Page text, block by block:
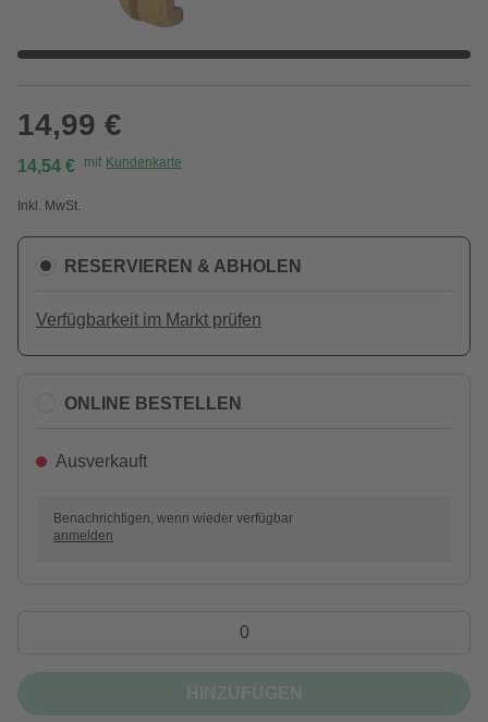
14,99 €
14,54 € mit Kundenkarte
Inkl. MwSt.
RESERVIEREN & ABHOLEN
Verfügbarkeit im Markt prüfen
ONLINE BESTELLEN
Ausverkauft
Benachrichtigen, wenn wieder verfügbar
anmelden